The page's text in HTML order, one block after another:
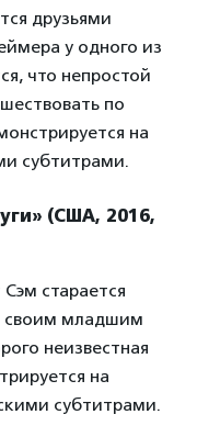
друзьями
у одного из
что непростой
по
на
субтитрами.
» (США, 2016,
старается
своим младшим
неизвестная
на
субтитрами.